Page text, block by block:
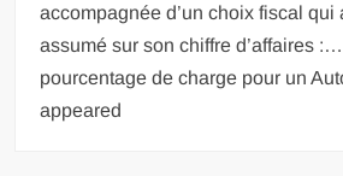
accompagnée d’un choix fiscal qui
assumé sur son chiffre d’affaires
pourcentage de charge pour un
appeared